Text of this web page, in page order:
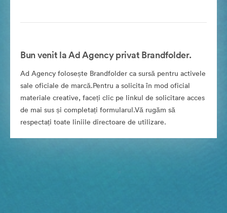
Bun venit la Ad Agency privat Brandfolder.
Ad Agency folosește Brandfolder ca sursă pentru activele
sale oficiale de marcă.Pentru a solicita în mod oficial
materiale creative, faceți clic pe linkul de solicitare acces
de mai sus și completați formularul.Vă rugăm să
respectați toate liniile directoare de utilizare.